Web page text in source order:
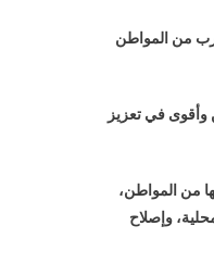
من المواطن
وأقوى في تعزيز
من المواطن،
وإصلاح